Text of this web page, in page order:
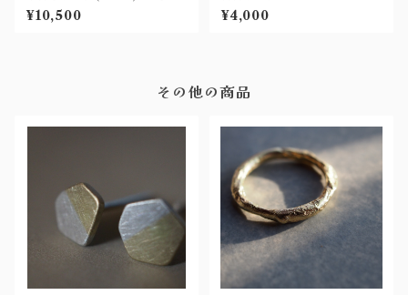
¥10,500 ¥4,000
その他の商品